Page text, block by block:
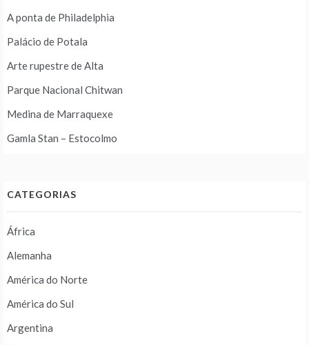
A ponta de Philadelphia
Palácio de Potala
Arte rupestre de Alta
Parque Nacional Chitwan
Medina de Marraquexe
Gamla Stan – Estocolmo
CATEGORIAS
África
Alemanha
América do Norte
América do Sul
Argentina